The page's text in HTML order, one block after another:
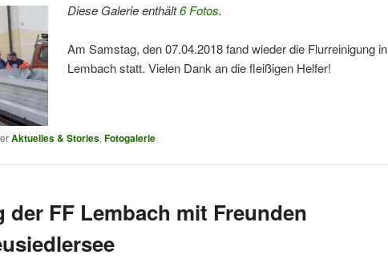
Diese Galerie enthält6 Fotos.
Am Samstag, den 07.04.2018 fand wieder die Flurreinigung in
Lembach statt. Vielen Dank an die fleißigen Helfer!
Aktuelles & Stories, Fotogalerie
der FF Lembach mit Freunden